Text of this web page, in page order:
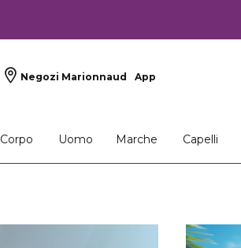
Negozi Marionnaud App
Corpo Uomo Marche Capelli